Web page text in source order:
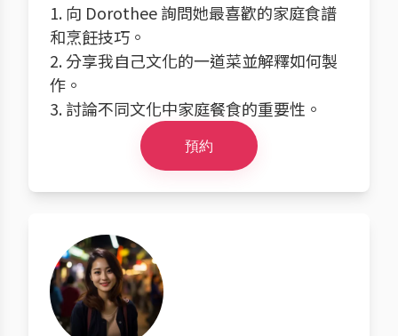
1. 向 Dorothee 詢問她最喜歡的家庭食譜
和烹飪技巧。
2. 分享我自己文化的一道菜並解釋如何製
作。
3. 討論不同文化中家庭餐食的重要性。
預約